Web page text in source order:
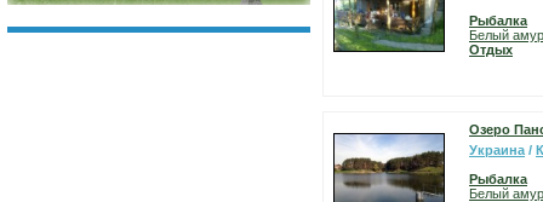
Рыбалка
Белый амур
Отдых
Озеро
Украина /
Рыбалка
Белый амур